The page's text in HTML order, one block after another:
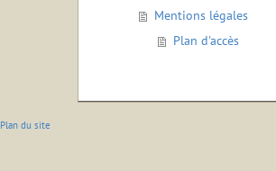
Mentions légales
Plan d'accès
Plan du site